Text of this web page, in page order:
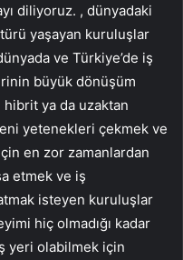
diliyoruz. , dünyadaki
yaşayan kuruluşlar
ve Türkiye’de iş
büyük dönüşüm
ya da uzaktan
yetenekleri çekmek ve
en zor zamanlardan
etmek ve iş
isteyen kuruluşlar
hiç olmadığı kadar
yeri olabilmek için